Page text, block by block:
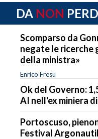
DA NON
Scomparso da
negate le ricerche
della ministra»
Enrico Fresu
Ok del Governo:
AI nell'ex miniera
Portoscuso,
Festival